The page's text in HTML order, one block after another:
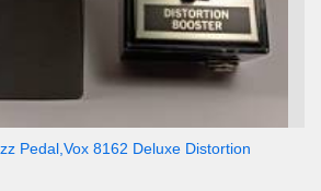
Pedal,Vox 8162 Deluxe Distortion